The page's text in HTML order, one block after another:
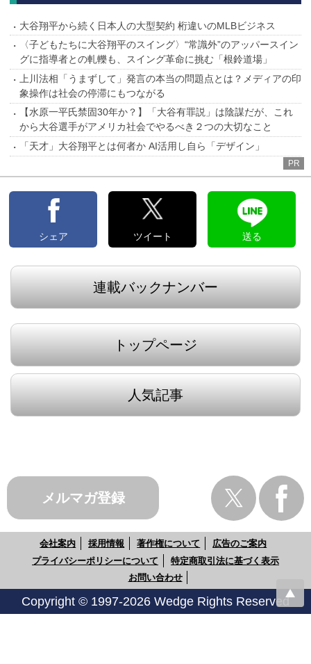
大谷翔平から続く日本人の大型契約 桁違いのMLBビジネス
〈子どもたちに大谷翔平のスイング〉“常識外”のアッパースイン
グに指導者との軋轢も、スイング革命に挑む「根鈴道場」
上川法相「うまずして」発言の本当の問題点とは？メディアの印
象操作は社会の停滞にもつながる
【水原一平氏禁固30年か？】「大谷有罪説」は陰謀だが、これ
から大谷選手がアメリカ社会でやるべき２つの大切なこと
「天才」大谷翔平とは何者か AI活用し自ら「デザイン」
PR
シェア ツイート 送る
連載バックナンバー
トップページ
人気記事
メルマガ登録
会社案内 採用情報 著作権について
広告のご案内
プライバシーポリシーについて
特定商取引法に基づく表示
お問い合わせ
Copyright © 1997-2026 Wedge Rights Reserved